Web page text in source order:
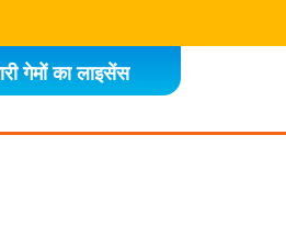
गेमों का लाइसेंस